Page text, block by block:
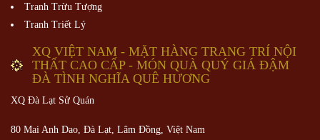
Tranh Trừu Tượng
Tranh Triết Lý
XQ VIỆT NAM - MẶT HÀNG TRANG TRÍ NỘI
THẤT CAO CẤP - MÓN QUÀ QUÝ GIÁ ĐẬM
ĐÀ TÌNH NGHĨA QUÊ HƯƠNG
XQ Đà Lạt Sử Quán
80 Mai Anh Dao, Đà Lạt, Lâm Đồng, Việt Nam